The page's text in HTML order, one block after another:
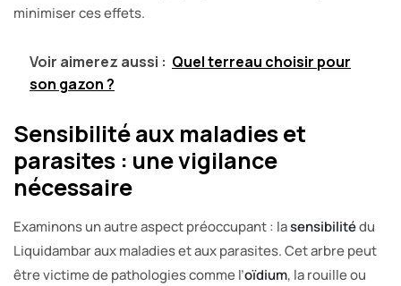
minimiser ces effets.
Voir aimerez aussi : Quel terreau choisir pour
son gazon ?
Sensibilité aux maladies et
parasites : une vigilance
nécessaire
Examinons un autre aspect préoccupant : lasensibilitédu
Liquidambar aux maladies et aux parasites. Cet arbre peut
être victime de pathologies comme l’oïdium, la rouille ou